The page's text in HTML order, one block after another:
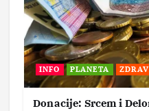
INFO PLANETA
Donacije: Srcem i